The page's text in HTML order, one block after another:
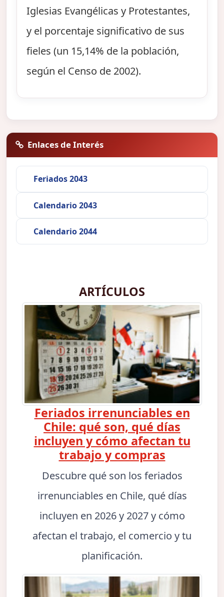
Iglesias Evangélicas y Protestantes,
y el porcentaje significativo de sus
fieles (un 15,14% de la población,
según el Censo de 2002).
Enlaces de Interés
Feriados 2043
Calendario 2043
Calendario 2044
ARTÍCULOS
Feriados irrenunciables en
Chile: qué son, qué días
incluyen y cómo afectan tu
trabajo y compras
Descubre qué son los feriados
irrenunciables en Chile, qué días
incluyen en 2026 y 2027 y cómo
afectan el trabajo, el comercio y tu
planificación.